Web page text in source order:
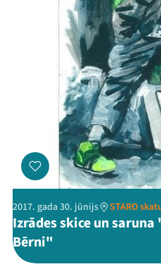
2017. gada 30. jūnijs STARO
Izrādes skice un
Bērni"